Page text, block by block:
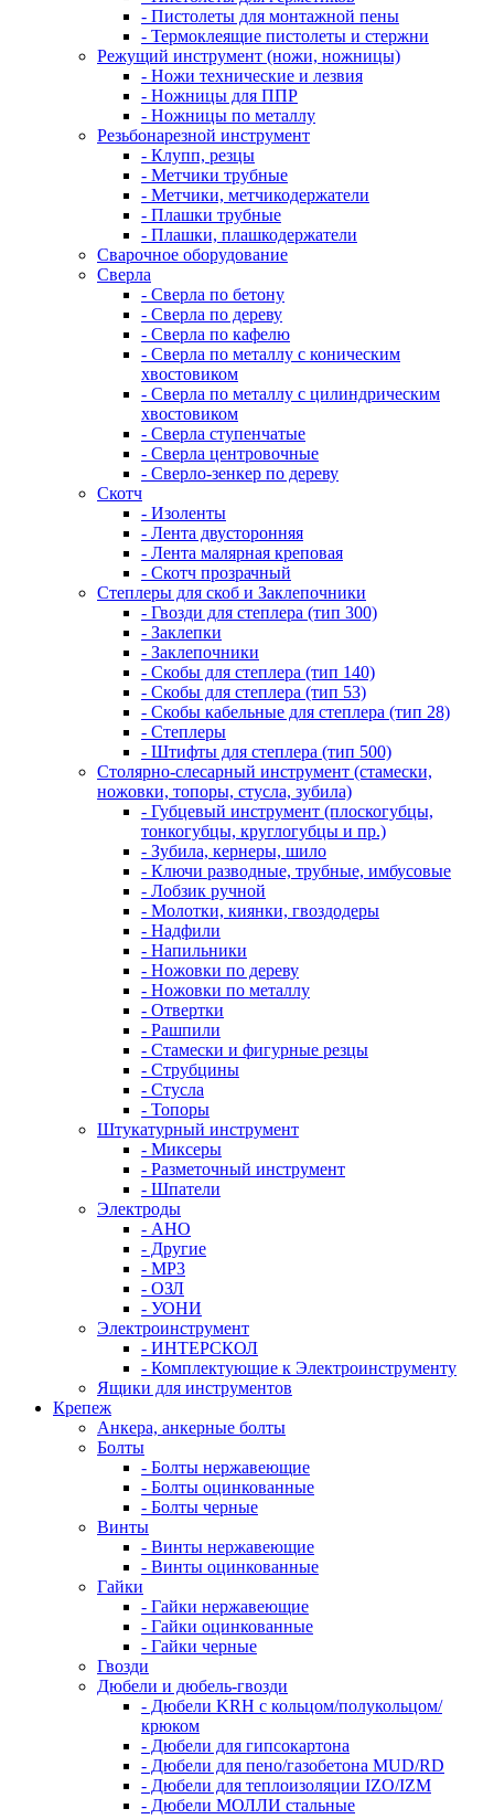
- Пистолеты для монтажной пены
- Термоклеящие пистолеты и стержни
Режущий инструмент (ножи, ножницы)
- Ножи технические и лезвия
- Ножницы для ППР
- Ножницы по металлу
Резьбонарезной инструмент
- Клупп, резцы
- Метчики трубные
- Метчики, метчикодержатели
- Плашки трубные
- Плашки, плашкодержатели
Сварочное оборудование
Сверла
- Сверла по бетону
- Сверла по дереву
- Сверла по кафелю
- Сверла по металлу с коническим
хвостовиком
- Сверла по металлу с цилиндрическим
хвостовиком
- Сверла ступенчатые
- Сверла центровочные
- Сверло-зенкер по дереву
Скотч
- Изоленты
- Лента двусторонняя
- Лента малярная креповая
- Скотч прозрачный
Степлеры для скоб и Заклепочники
- Гвозди для степлера (тип 300)
- Заклепки
- Заклепочники
- Скобы для степлера (тип 140)
- Скобы для степлера (тип 53)
- Скобы кабельные для степлера (тип 28)
- Степлеры
- Штифты для степлера (тип 500)
Столярно-слесарный инструмент (стамески,
ножовки, топоры, стусла, зубила)
- Губцевый инструмент (плоскогубцы,
тонкогубцы, круглогубцы и пр.)
- Зубила, кернеры, шило
- Ключи разводные, трубные, имбусовые
- Лобзик ручной
- Молотки, киянки, гвоздодеры
- Надфили
- Напильники
- Ножовки по дереву
- Ножовки по металлу
- Отвертки
- Рашпили
- Стамески и фигурные резцы
- Струбцины
- Стусла
- Топоры
Штукатурный инструмент
- Миксеры
- Разметочный инструмент
- Шпатели
Электроды
- АНО
- Другие
- МР3
- ОЗЛ
- УОНИ
Электроинструмент
- ИНТЕРСКОЛ
- Комплектующие к Электроинструменту
Ящики для инструментов
Крепеж
Анкера, анкерные болты
Болты
- Болты нержавеющие
- Болты оцинкованные
- Болты черные
Винты
- Винты нержавеющие
- Винты оцинкованные
Гайки
- Гайки нержавеющие
- Гайки оцинкованные
- Гайки черные
Гвозди
Дюбели и дюбель-гвозди
- Дюбели KRH с кольцом/полукольцом/
крюком
- Дюбели для гипсокартона
- Дюбели для пено/газобетона MUD/RD
- Дюбели для теплоизоляции IZO/IZM
- Дюбели МОЛЛИ стальные